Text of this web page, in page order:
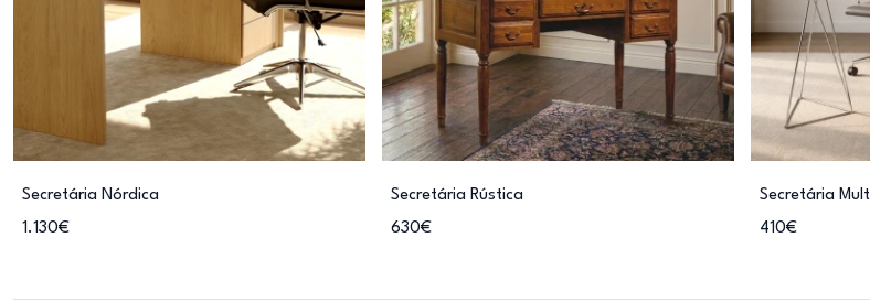
Secretária Nórdica
1.130€
Secretária Rústica
630€
Secretária
410€